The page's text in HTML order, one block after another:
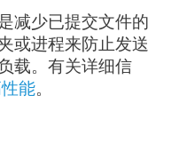
减少已提交文件的
或进程来防止发送
载。有关详细信
能。